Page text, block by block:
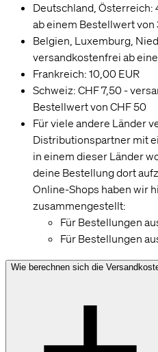
Deutschland, Österreich:
ab einem Bestellwert von
Belgien, Luxemburg,
versandkostenfrei ab
Frankreich: 10,00 EUR
Schweiz: CHF 7,50 -
Bestellwert von CHF 50
Für viele andere Länder
Distributionspartner mit
in einem dieser Länder
deine Bestellung dort
Online-Shops haben wir
zusammengestellt:
Für Bestellungen
Für Bestellungen
Wie berechnen sich die